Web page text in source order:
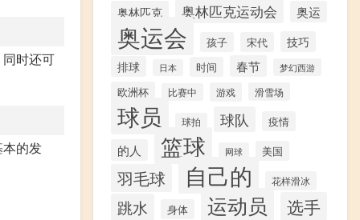
时还可
的发
奥林匹克 奥林匹克运动会 奥运
奥运会 孩子 宋代
技巧
排球
日本 时间 春节 梦幻西游
欧洲杯 比赛中 游戏 滑雪场
球员 球拍 球队 疫情
的人 篮球 网球 美国
羽毛球 自己的 花样滑冰
跳水 身体 运动员 选手